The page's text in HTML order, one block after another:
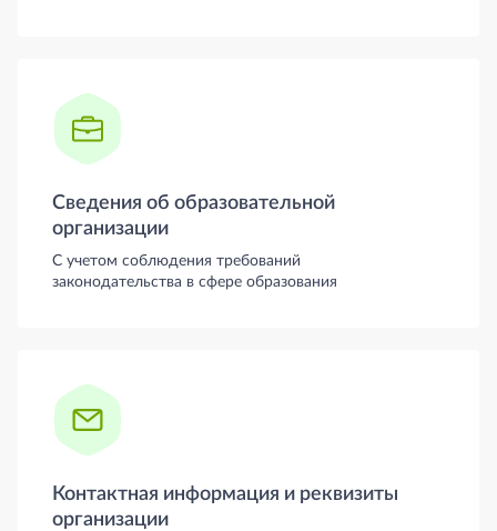
Сведения об образовательной
организации
С учетом соблюдения требований
законодательства в сфере образования
Контактная информация и реквизиты
организации